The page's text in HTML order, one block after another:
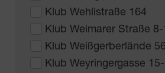
Klub Wehlistraße 164
Klub Weimarer Straße 8-
Klub Weißgerberlände 56
Klub Weyringergasse